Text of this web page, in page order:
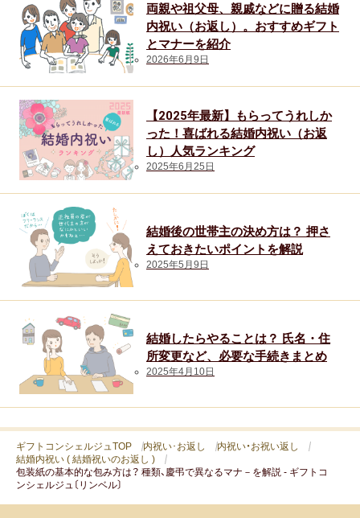
両親や祖父母、親戚などに贈る結婚
内祝い（お返し）。おすすめギフト
とマナーを紹介
2026年6月9日
【2025年最新】もらってうれしか
った！喜ばれる結婚内祝い（お返
し）人気ランキング
2025年6月25日
結婚後の世帯主の決め方は？ 押さ
えておきたいポイントを解説
2025年5月9日
結婚したらやることは？ 氏名・住
所変更など、必要な手続きまとめ
2025年4月10日
ギフトコンシェルジュTOP 内祝い･お返し
内祝い・お祝い返し
結婚内祝い ( 結婚祝いのお返し )
包装紙の基本的な包み方は？ 種類、慶弔で異なるマナ－を解説 - ギフトコ
ンシェルジュ〔リンベル〕